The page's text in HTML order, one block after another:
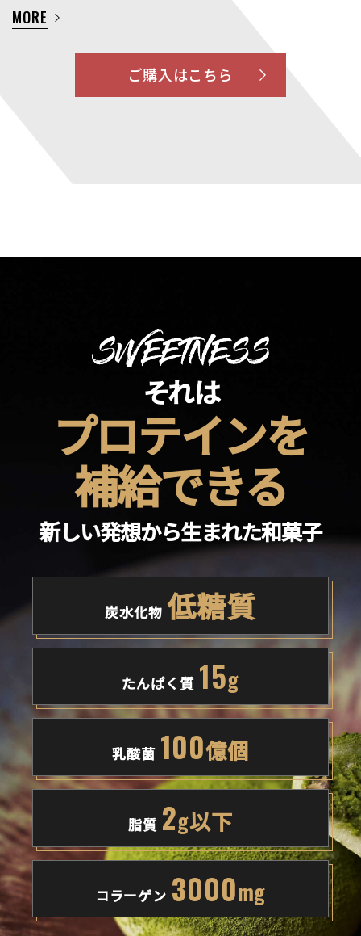
MORE
ご購入はこちら
それは
プロテインを
補給できる
新しい発想から生まれた和菓子
炭水化物 低糖質
たんぱく質 15g
乳酸菌 100億個
脂質 2g以下
コラーゲン 3000mg